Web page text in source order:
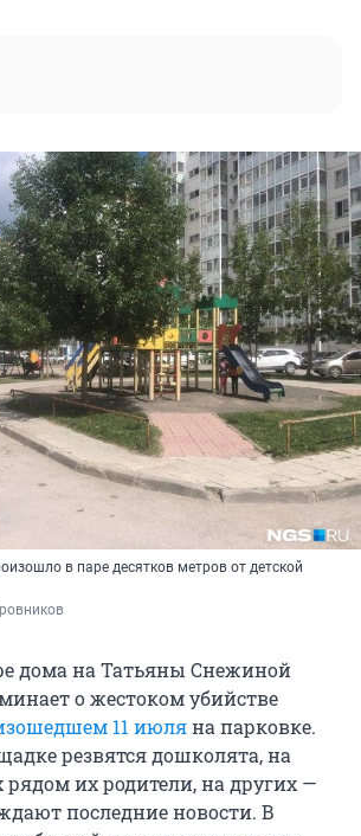
в паре десятков метров от детской
дома на Татьяны Снежиной
о жестоком убийстве
11 июляна парковке.
резвятся дошколята, на
рядом их родители, на других —
последние новости. В